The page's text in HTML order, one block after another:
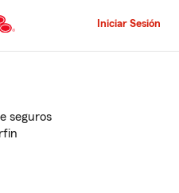
al
principal
Iniciar Sesión